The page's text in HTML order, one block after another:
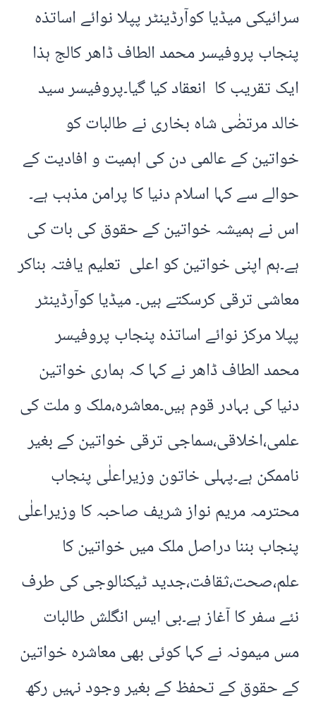
سرائیکی میڈیا کوآرڈینٹر پپلا نوائے اساتذہ
پنجاب پروفیسر محمد الطاف ڈاھر کالج ہذا
ایک تقریب کا انعقاد کیا گیا۔پروفیسر سید
خالد مرتضٰی شاہ بخاری نے طالبات کو
خواتین کے عالمی دن کی اہمیت و افادیت کے
حوالے سے کہا اسلام دنیا کا پرامن مذہب ہے۔
اس نے ہمیشہ خواتین کے حقوق کی بات کی
ہے۔ہم اپنی خواتین کو اعلی تعلیم یافتہ بناکر
معاشی ترقی کرسکتے ہیں۔ میڈیا کوآرڈینٹر
پپلا مرکز نوائے اساتذہ پنجاب پروفیسر
محمد الطاف ڈاھر نے کہا کہ ہماری خواتین
دنیا کی بہادر قوم ہیں۔معاشرہ،ملک و ملت کی
علمی،اخلاقی،سماجی ترقی خواتین کے بغیر
ناممکن ہے۔پہلی خاتون وزیراعلٰی پنجاب
محترمہ مریم نواز شریف صاحبہ کا وزیراعلٰی
پنجاب بننا دراصل ملک میں خواتین کا
علم،صحت،ثقافت،جدید ٹیکنالوجی کی طرف
نئے سفر کا آغاز ہے۔بی ایس انگلش طالبات
مس میمونہ نے کہا کوئی بھی معاشرہ خواتین
کے حقوق کے تحفظ کے بغیر وجود نہیں رکھ